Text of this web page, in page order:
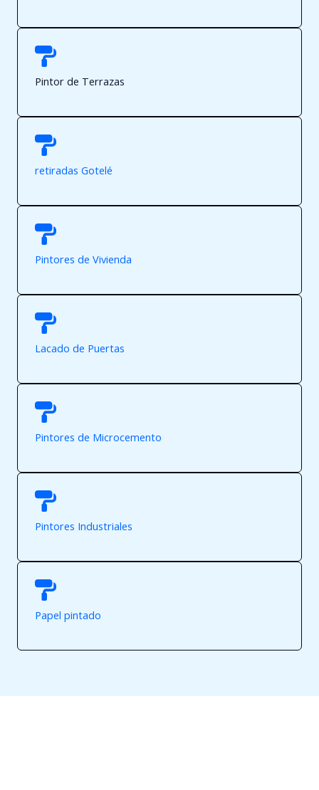
Pintor de Terrazas
retiradas Gotelé
Pintores de Vivienda
Lacado de Puertas
Pintores de Microcemento
Pintores Industriales
Papel pintado